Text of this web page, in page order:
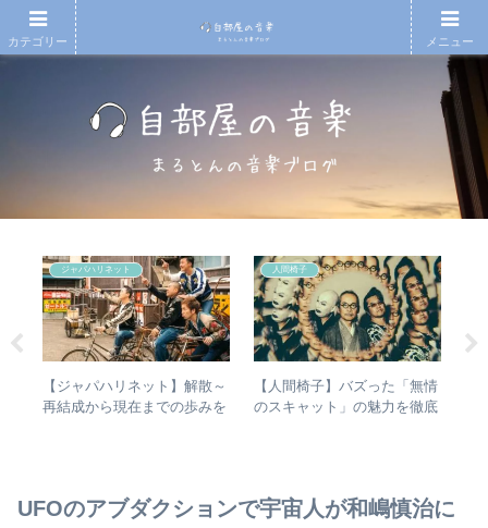
ジャパハリネット
【ジャパハリネット】解散～
再結成から現在までの歩みを
人間椅子
【人間椅子】バズった「無情
のスキャット」の魅力を徹底
UFOのアブダクションで宇宙人が和嶋慎治に
カテゴリー メニュー